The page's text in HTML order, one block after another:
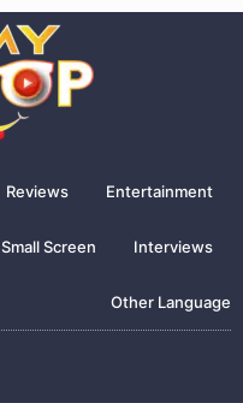
Reviews Entertainment
Small Screen Interviews
Other Language